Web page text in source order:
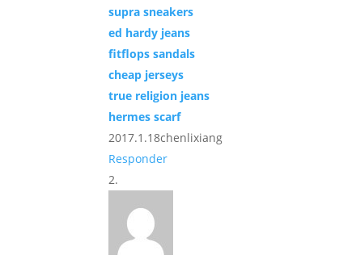
supra sneakers
ed hardy jeans
fitflops sandals
cheap jerseys
true religion jeans
hermes scarf
2017.1.18chenlixiang
Responder